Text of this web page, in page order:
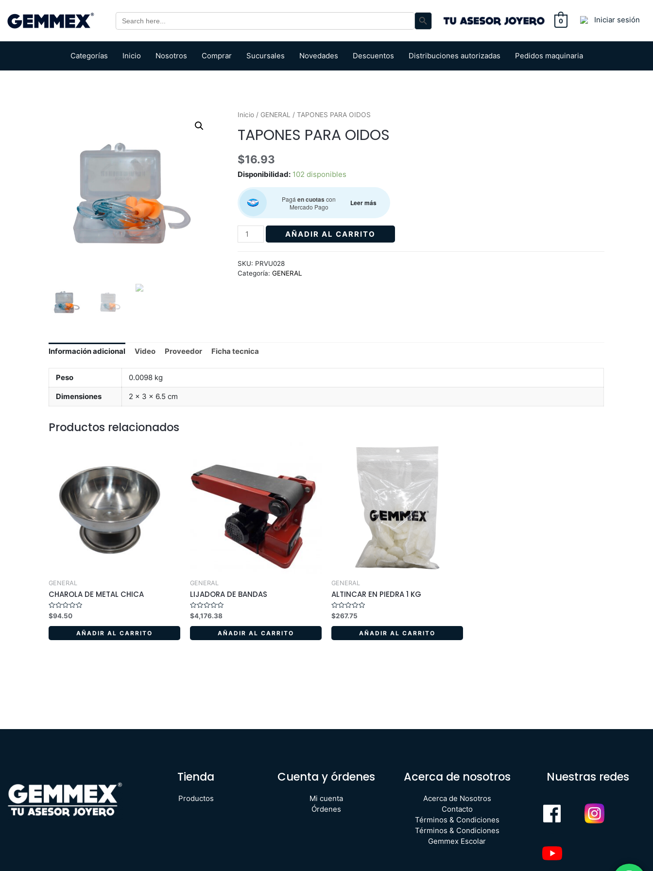
Iniciar sesión
Search
for:
Search Button
Categorías Inicio Nosotros Comprar Sucursales Novedades Descuentos Distribuciones autorizadas Pedidos maquinaria
0
Inicio/ GENERAL / TAPONES PARA OIDOS
TAPONES PARA OIDOS
$16.93
Disponibilidad: 102 disponibles
Pagá en cuotas con
Mercado Pago
Leer más
AÑADIR AL CARRITO
SKU: PRVU028
Categoría: GENERAL
Información adicional Video Proveedor Ficha tecnica
Peso 0.0098 kg
Dimensiones 2 × 3 × 6.5 cm
Productos relacionados
GENERAL
CHAROLA DE METAL CHICA
Valorado
en
0
5
$94.50
AÑADIR AL CARRITO
GENERAL
LIJADORA DE BANDAS
Valorado
en
0
5
$4,176.38
AÑADIR AL CARRITO
GENERAL
ALTINCAR EN PIEDRA 1 KG
Valorado
en
0
5
$267.75
AÑADIR AL CARRITO
Tienda
Productos
Cuenta y órdenes
Mi cuenta
Órdenes
Acerca de nosotros
Acerca de Nosotros
Contacto
Términos & Condiciones
Términos & Condiciones
Gemmex Escolar
Nuestras redes